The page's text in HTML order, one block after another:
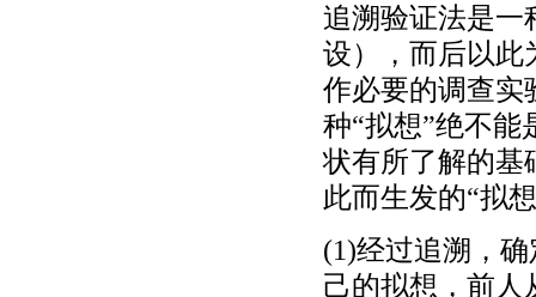
追溯验证法是一
设），而后以此
作必要的调查实
种“拟想”绝不
状有所了解的基
此而生发的“拟
(1)经过追溯，
己的拟想，前人